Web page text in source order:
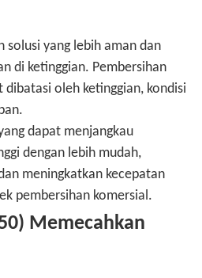
solusi yang lebih aman dan
di ketinggian. Pembersihan
oleh ketinggian, kondisi
dapat menjangkau
dengan lebih mudah,
meningkatkan kecepatan
pembersihan komersial.
Memecahkan